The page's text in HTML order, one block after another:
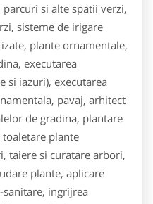
si alte spatii verzi,
sisteme de irigare
plante ornamentale,
executarea
si iazuri), executarea
pavaj, arhitect
de gradina, plantare
plante
taiere si curatare arbori,
plante, aplicare
ingrijrea